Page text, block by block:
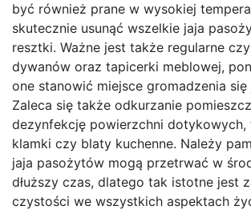
być również prane w wysokiej
skutecznie usunąć wszelkie jaja
resztki. Ważne jest także regularne
dywanów oraz tapicerki meblowej,
one stanowić miejsce gromadzenia
Zaleca się także odkurzanie
dezynfekcję powierzchni dotykowych,
klamki czy blaty kuchenne. Należy
jaja pasożytów mogą przetrwać w
dłuższy czas, dlatego tak istotne jest
czystości we wszystkich aspektach